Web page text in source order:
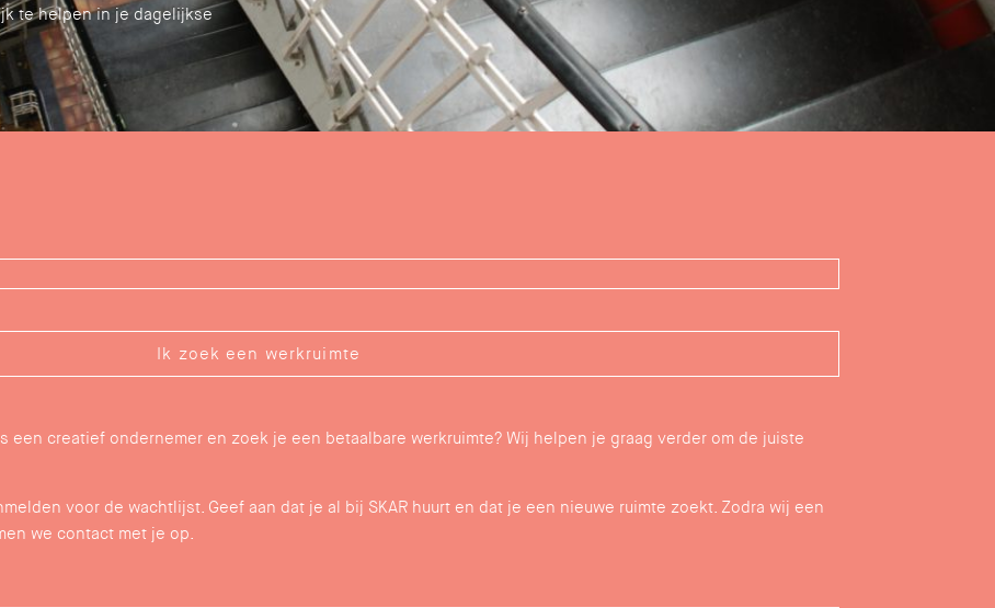
te helpen in je dagelijkse
Ik zoek een werkruimte
een creatief ondernemer en zoek je een betaalbare werkruimte? Wij helpen je graag verder om de juiste
voor de wachtlijst. Geef aan dat je al bij SKAR huurt en dat je een nieuwe ruimte zoekt. Zodra wij een
we contact met je op.